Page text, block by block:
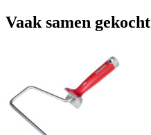
Vaak samen gekocht